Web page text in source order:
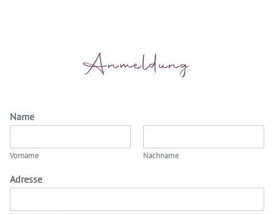
Anmeldung
Name
Vorname Nachname
Adresse